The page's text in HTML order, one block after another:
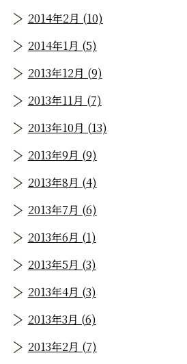
2014年2月 (10)
2014年1月 (5)
2013年12月 (9)
2013年11月 (7)
2013年10月 (13)
2013年9月 (9)
2013年8月 (4)
2013年7月 (6)
2013年6月 (1)
2013年5月 (3)
2013年4月 (3)
2013年3月 (6)
2013年2月 (7)